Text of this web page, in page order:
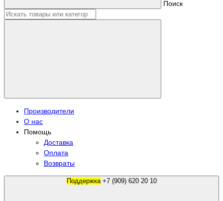
Поиск
Производители
О нас
Помощь
Доставка
Оплата
Возвраты
Поддержка +7 (909) 620 20 10